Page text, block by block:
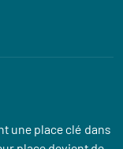
une place clé dans